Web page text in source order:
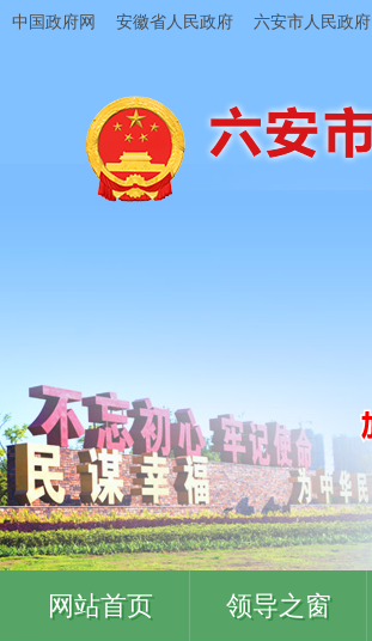
中国政府网 安徽省人民政府 六安市人民政府
网站首页 领导之窗